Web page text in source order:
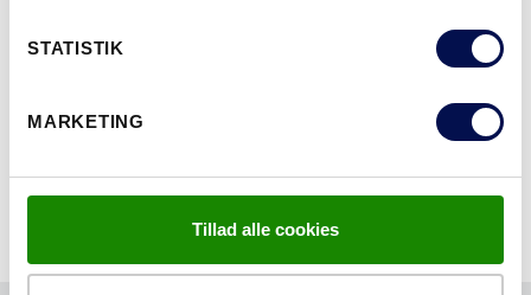
STATISTIK
MARKETING
Tillad alle cookies